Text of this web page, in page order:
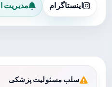
اینستاگرام مدیریت
سلب مسئولیت پزشکی